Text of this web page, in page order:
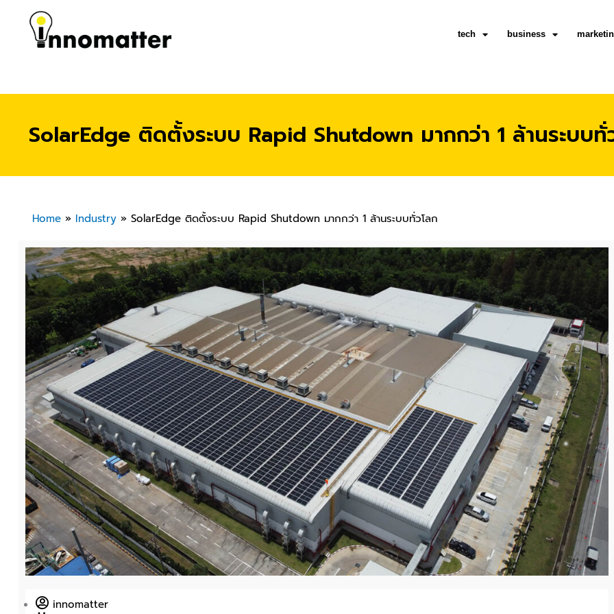
tech business
SolarEdge ติดตั้งระบบ Rapid Shutdown มากกว่า 1 ล้านระบบทั่
Home» Industry» SolarEdge ติดตั้งระบบ Rapid Shutdown มากกว่า 1 ล้านระบบทั่วโลก
innomatter